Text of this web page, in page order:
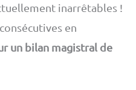
inarrêtables !
en
un bilan magistral de